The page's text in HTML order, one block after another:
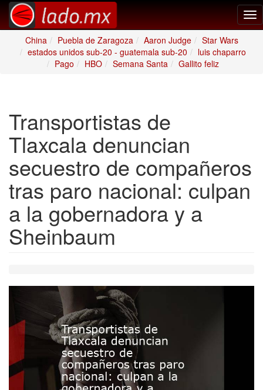
China
Puebla de Zaragoza Aaron Judge
Star Wars
estados unidos sub-20 - guatemala sub-20
luis chaparro
Pago
HBO Semana Santa Gallito feliz
Transportistas de
Tlaxcala denuncian
secuestro de compañeros
tras paro nacional: culpan
a la gobernadora y a
Sheinbaum